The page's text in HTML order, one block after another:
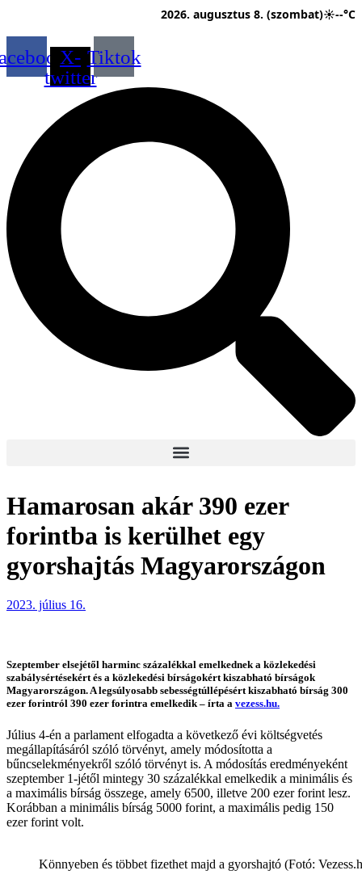
2026. augusztus 8. (szombat)☀--°C
X-
twitter
Tiktok
Hamarosan akár 390 ezer
forintba is kerülhet egy
gyorshajtás Magyarországon
2023. július 16.
Szeptember elsejétől harminc százalékkal emelkednek a közlekedési
szabálysértésekért és a közlekedési bírságokért kiszabható bírságok
Magyarországon. A legsúlyosabb sebességtúllépésért kiszabható bírság 300
ezer forintról 390 ezer forintra emelkedik – írta a vezess.hu.
Július 4-én a parlament elfogadta a következő évi költségvetés
megállapításáról szóló törvényt, amely módosította a
bűncselekményekről szóló törvényt is. A módosítás eredményeként
szeptember 1-jétől mintegy 30 százalékkal emelkedik a minimális és
a maximális bírság összege, amely 6500, illetve 200 ezer forint lesz.
Korábban a minimális bírság 5000 forint, a maximális pedig 150
ezer forint volt.
Könnyeben és többet fizethet majd a gyorshajtó (Fotó: